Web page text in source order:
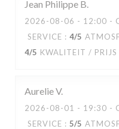
Jean Philippe B
2026-08-06 - 12:00 -
SERVICE : 4/5
4/5 KWALITEIT / PRIJS
AurelieV
2026-08-01 - 19:30 -
SERVICE : 5/5